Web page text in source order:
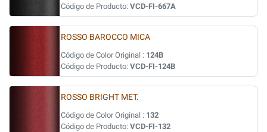
Código de Producto: VCD-FI-667A
ROSSO BAROCCO MICA
Código de Color Original : 124B
Código de Producto: VCD-FI-124B
ROSSO BRIGHT MET.
Código de Color Original : 132
Código de Producto: VCD-FI-132